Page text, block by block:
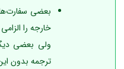
بعضی
خارجه را
ولی بعضی
ترجمه بدون